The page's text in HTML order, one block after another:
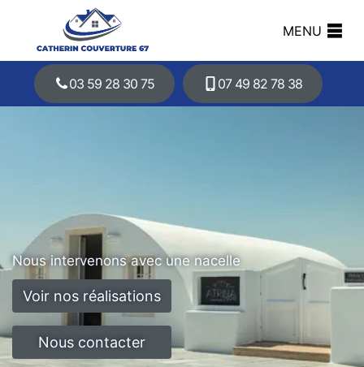
MENU
03 59 28 30 75 07 49 82 78 38
Nous intervenons avec une nacelle
Voir nos réalisations
Nous contacter